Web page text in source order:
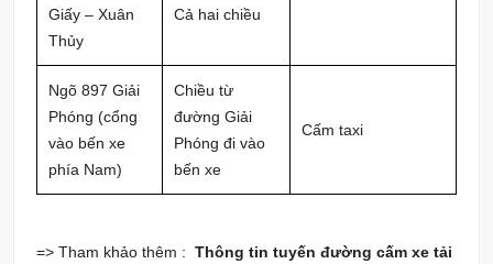
Giấy – Xuân
Thủy
Cả hai chiều
Ngõ 897 Giải
Phóng (cổng
vào bến xe
phía Nam)
Chiều từ
đường Giải
Phóng đi vào
bến xe
Cấm taxi
=> Tham khảo thêm : Thông tin tuyến đường cấm xe tải